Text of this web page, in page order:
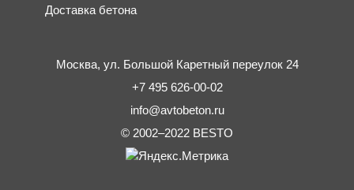
Доставка бетона
Москва, ул. Большой Каретный переулок 24
+7 495 626-00-02
info@avtobeton.ru
© 2002–2022 BESTO